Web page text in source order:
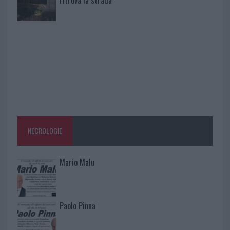
NECROLOGIE
Mario Malu
Paolo Pinna